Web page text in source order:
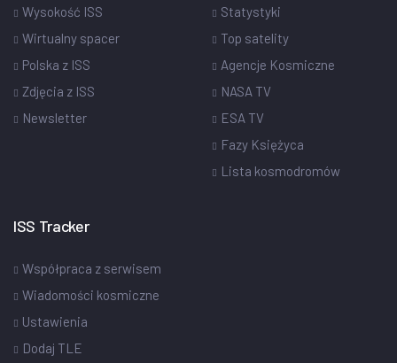
Wysokość ISS
Wirtualny spacer
Polska z ISS
Zdjęcia z ISS
Newsletter
Statystyki
Top satelity
Agencje Kosmiczne
NASA TV
ESA TV
Fazy Księżyca
Lista kosmodromów
ISS Tracker
Współpraca z serwisem
Wiadomości kosmiczne
Ustawienia
Dodaj TLE